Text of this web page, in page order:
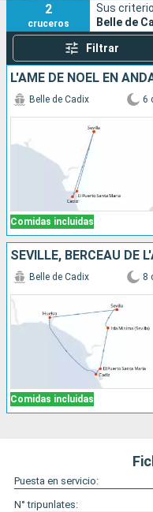
2
cruceros
Sus
Belle de
Filtrar
Comidas incluidas
Belle de Cadix 6
Comidas incluidas
Belle de Cadix 8
Puesta en servicio:
N° tripunlates: